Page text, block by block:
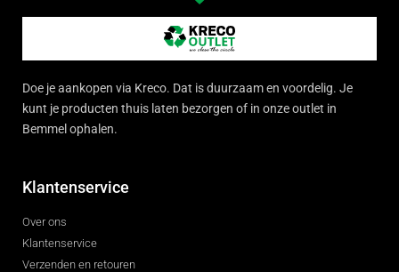
Doe je aankopen via Kreco. Dat is duurzaam en voordelig. Je
kunt je producten thuis laten bezorgen of in onze outlet in
Bemmel ophalen.
Klantenservice
Over ons
Klantenservice
Verzenden en retouren